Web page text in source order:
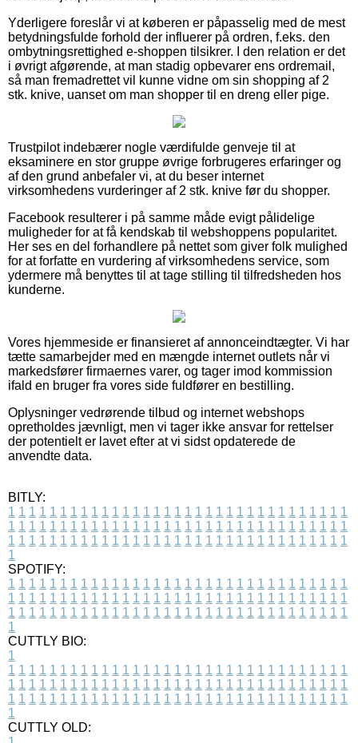
Yderligere foreslår vi at køberen er påpasselig med de mest
betydningsfulde forhold der influerer på ordren, f.eks. den
ombytningsrettighed e-shoppen tilsikrer. I den relation er det
i øvrigt afgørende, at man stadig opbevarer ens ordremail,
så man fremadrettet vil kunne vidne om sin shopping af 2
stk. knive, uanset om man shopper til en dreng eller pige.
Trustpilot indebærer nogle værdifulde genveje til at
eksaminere en stor gruppe øvrige forbrugeres erfaringer og
af den grund anbefaler vi, at du beser internet
virksomhedens vurderinger af 2 stk. knive før du shopper.
Facebook resulterer i på samme måde evigt pålidelige
muligheder for at få kendskab til webshoppens popularitet.
Her ses en del forhandlere på nettet som giver folk mulighed
for at forfatte en vurdering af virksomhedens service, som
ydermere må benyttes til at tage stilling til tilfredsheden hos
kunderne.
Vores hjemmeside er finansieret af annonceindtægter. Vi har
tætte samarbejder med en mængde internet outlets når vi
markedsfører firmaernes varer, og tager imod kommission
ifald en bruger fra vores side fuldfører en bestilling.
Oplysninger vedrørende tilbud og internet webshops
opretholdes jævnligt, men vi tager ikke ansvar for rettelser
der potentielt er lavet efter at vi sidst opdaterede de
anvendte data.
BITLY:
1 1 1 1 1 1 1 1 1 1 1 1 1 1 1 1 1 1 1 1 1 1 1 1 1 1 1 1 1 1 1 1 1
1 1 1 1 1 1 1 1 1 1 1 1 1 1 1 1 1 1 1 1 1 1 1 1 1 1 1 1 1 1 1 1 1
1 1 1 1 1 1 1 1 1 1 1 1 1 1 1 1 1 1 1 1 1 1 1 1 1 1 1 1 1 1 1 1 1
1
SPOTIFY:
1 1 1 1 1 1 1 1 1 1 1 1 1 1 1 1 1 1 1 1 1 1 1 1 1 1 1 1 1 1 1 1 1
1 1 1 1 1 1 1 1 1 1 1 1 1 1 1 1 1 1 1 1 1 1 1 1 1 1 1 1 1 1 1 1 1
1 1 1 1 1 1 1 1 1 1 1 1 1 1 1 1 1 1 1 1 1 1 1 1 1 1 1 1 1 1 1 1 1
1
CUTTLY BIO:
1
1 1 1 1 1 1 1 1 1 1 1 1 1 1 1 1 1 1 1 1 1 1 1 1 1 1 1 1 1 1 1 1 1
1 1 1 1 1 1 1 1 1 1 1 1 1 1 1 1 1 1 1 1 1 1 1 1 1 1 1 1 1 1 1 1 1
1 1 1 1 1 1 1 1 1 1 1 1 1 1 1 1 1 1 1 1 1 1 1 1 1 1 1 1 1 1 1 1 1
1
CUTTLY OLD: